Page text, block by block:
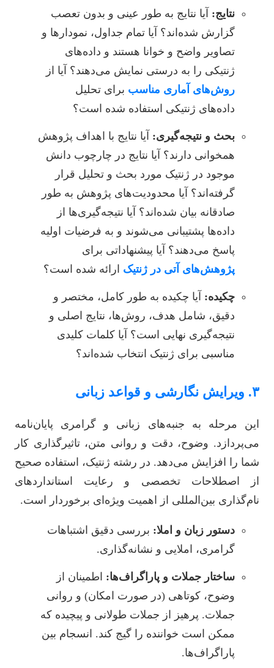
نتایج:آیا نتایج به طور عینی و بدون تعصب
گزارش شده‌اند؟ آیا تمام جداول، نمودارها و
تصاویر واضح و خوانا هستند و داده‌های
ژنتیکی را به درستی نمایش می‌دهند؟ آیا از
روش‌های آماری مناسببرای تحلیل
داده‌های ژنتیکی استفاده شده است؟
بحث و نتیجه‌گیری: آیا نتایج با اهداف پژوهش
همخوانی دارند؟ آیا نتایج در چارچوب دانش
موجود در ژنتیک مورد بحث و تحلیل قرار
گرفته‌اند؟ آیا محدودیت‌های پژوهش به طور
صادقانه بیان شده‌اند؟ آیا نتیجه‌گیری‌ها از
داده‌ها پشتیبانی می‌شوند و به فرضیات اولیه
پاسخ می‌دهند؟ آیا پیشنهاداتی برای
پژوهش‌های آتی در ژنتیکارائه شده است؟
چکیده:آیا چکیده به طور کامل، مختصر و
دقیق، شامل هدف، روش‌ها، نتایج اصلی و
نتیجه‌گیری نهایی است؟ آیا کلمات کلیدی
مناسبی برای ژنتیک انتخاب شده‌اند؟
این مرحله به جنبه‌های زبانی و گرامری پایان‌نامه
می‌پردازد. وضوح، دقت و روانی متن، تاثیرگذاری کار
شما را افزایش می‌دهد. در رشته ژنتیک، استفاده صحیح
از اصطلاحات تخصصی و رعایت استانداردهای
نام‌گذاری بین‌المللی از اهمیت ویژه‌ای برخوردار است.
دستور زبان و املا:بررسی دقیق اشتباهات
گرامری، املایی و نشانه‌گذاری.
ساختار جملات و پاراگراف‌ها:اطمینان از
وضوح، کوتاهی (در صورت امکان) و روانی
جملات. پرهیز از جملات طولانی و پیچیده که
ممکن است خواننده را گیج کند. انسجام بین
پاراگراف‌ها.